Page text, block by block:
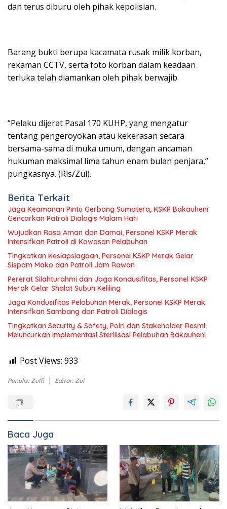
dan terus diburu oleh pihak kepolisian.
Barang bukti berupa kacamata rusak milik korban,
rekaman CCTV, serta foto korban dalam keadaan
terluka telah diamankan oleh pihak berwajib.
“Pelaku dijerat Pasal 170 KUHP, yang mengatur
tentang pengeroyokan atau kekerasan secara
bersama-sama di muka umum, dengan ancaman
hukuman maksimal lima tahun enam bulan penjara,”
pungkasnya. (Rls/Zul).
Berita Terkait
Jaga Keamanan Pintu Gerbang Sumatera, KSKP Bakauheni
Gencarkan Patroli Dialogis Malam Hari
Wujudkan Rasa Aman dan Damai, Personel KSKP Merak
Intensifkan Patroli di Kawasan Pelabuhan
Tingkatkan Kesiapsiagaan, Personel KSKP Merak Gelar
Sispam Mako dan Patroli Jam Rawan
Pererat Silahturahmi dan Jaga Kondusifitas, Personel KSKP
Merak Gelar Shalat Subuh Keliling
Jaga Kondusifitas Pelabuhan Merak, Personel KSKP Merak
Intensifkan Sambang dan Patroli Dialogis
Tingkatkan Security & Safety, Polri dan Stakeholder Resmi
Meluncurkan Implementasi Sterilisasi Pelabuhan Bakauheni
Post Views: 933
Penulis: Zulfi Editor: Zul
Baca Juga